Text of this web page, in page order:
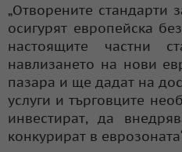
„Отворените стандарти
осигурят европейска
настоящите частни
навлизането на нови
пазара и ще дадат на
услуги и търговците
инвестират, да
конкурират в